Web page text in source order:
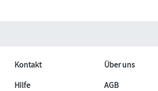
Kontakt
Über uns
Hilfe
AGB